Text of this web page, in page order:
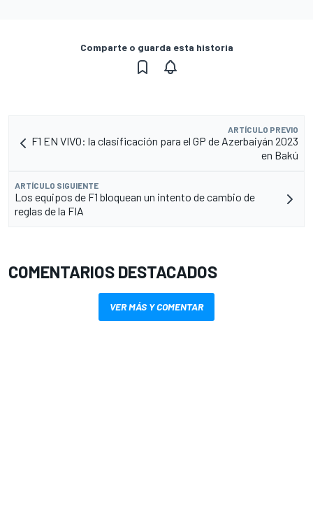
Comparte o guarda esta historia
ARTÍCULO PREVIO
F1 EN VIVO: la clasificación para el GP de Azerbaiyán 2023
en Bakú
ARTÍCULO SIGUIENTE
Los equipos de F1 bloquean un intento de cambio de
reglas de la FIA
COMENTARIOS DESTACADOS
VER MÁS Y COMENTAR